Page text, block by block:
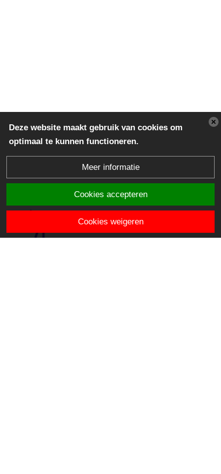
Deze website maakt gebruik van cookies om
optimaal te kunnen functioneren.
Meer informatie
Cookies accepteren
Cookies weigeren